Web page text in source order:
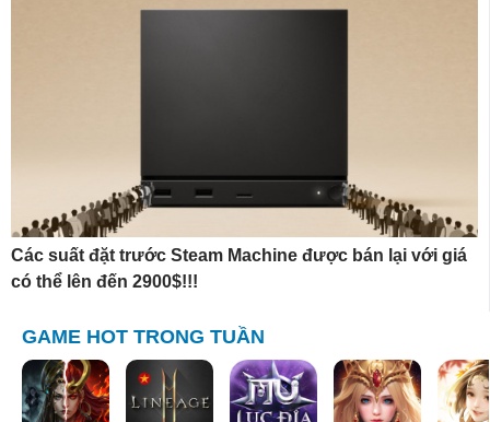
Các suất đặt trước Steam Machine được bán lại với giá
có thể lên đến 2900$!!!
GAME HOT TRONG TUẦN